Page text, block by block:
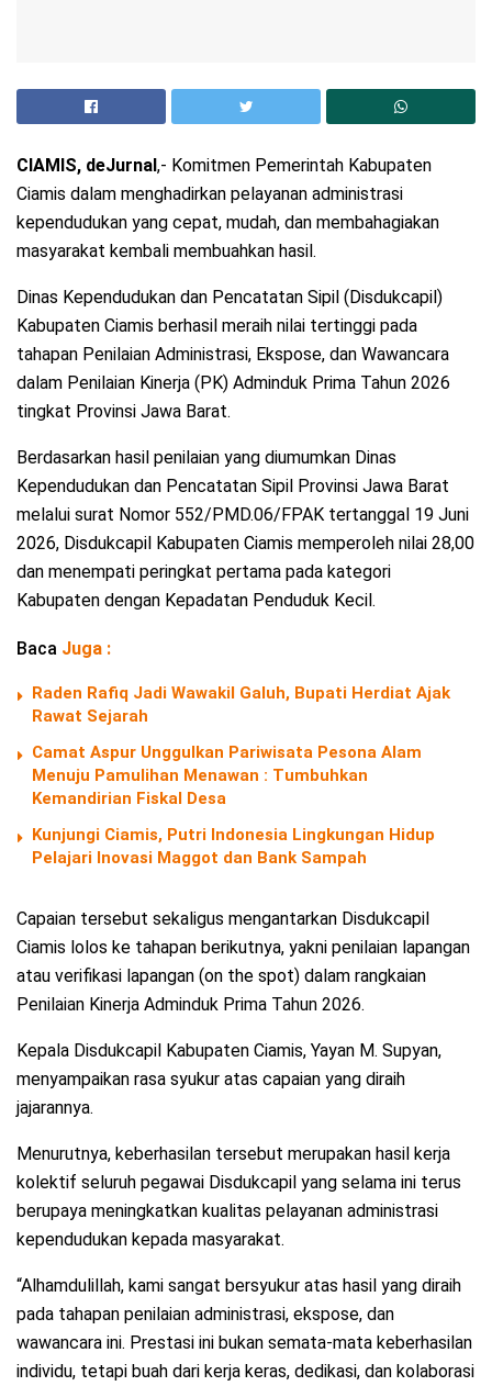
CIAMIS, deJurnal ,- Komitmen Pemerintah Kabupaten
Ciamis dalam menghadirkan pelayanan administrasi
kependudukan yang cepat, mudah, dan membahagiakan
masyarakat kembali membuahkan hasil.
Dinas Kependudukan dan Pencatatan Sipil (Disdukcapil)
Kabupaten Ciamis berhasil meraih nilai tertinggi pada
tahapan Penilaian Administrasi, Ekspose, dan Wawancara
dalam Penilaian Kinerja (PK) Adminduk Prima Tahun 2026
tingkat Provinsi Jawa Barat.
Berdasarkan hasil penilaian yang diumumkan Dinas
Kependudukan dan Pencatatan Sipil Provinsi Jawa Barat
melalui surat Nomor 552/PMD.06/FPAK tertanggal 19 Juni
2026, Disdukcapil Kabupaten Ciamis memperoleh nilai 28,00
dan menempati peringkat pertama pada kategori
Kabupaten dengan Kepadatan Penduduk Kecil.
Baca Juga :
Raden Rafiq Jadi Wawakil Galuh, Bupati Herdiat Ajak
Rawat Sejarah
Camat Aspur Unggulkan Pariwisata Pesona Alam
Menuju Pamulihan Menawan : Tumbuhkan
Kemandirian Fiskal Desa
Kunjungi Ciamis, Putri Indonesia Lingkungan Hidup
Pelajari Inovasi Maggot dan Bank Sampah
Capaian tersebut sekaligus mengantarkan Disdukcapil
Ciamis lolos ke tahapan berikutnya, yakni penilaian lapangan
atau verifikasi lapangan (on the spot) dalam rangkaian
Penilaian Kinerja Adminduk Prima Tahun 2026.
Kepala Disdukcapil Kabupaten Ciamis, Yayan M. Supyan,
menyampaikan rasa syukur atas capaian yang diraih
jajarannya.
Menurutnya, keberhasilan tersebut merupakan hasil kerja
kolektif seluruh pegawai Disdukcapil yang selama ini terus
berupaya meningkatkan kualitas pelayanan administrasi
kependudukan kepada masyarakat.
“Alhamdulillah, kami sangat bersyukur atas hasil yang diraih
pada tahapan penilaian administrasi, ekspose, dan
wawancara ini. Prestasi ini bukan semata-mata keberhasilan
individu, tetapi buah dari kerja keras, dedikasi, dan kolaborasi